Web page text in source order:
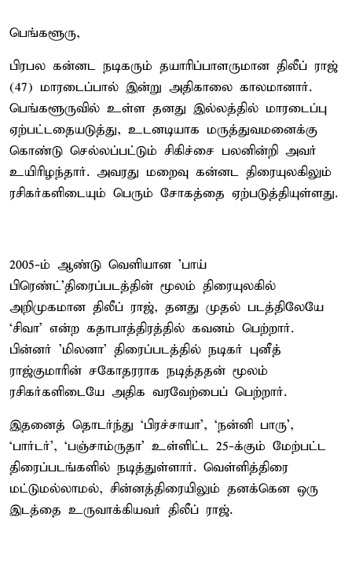
பெங்களூரு,
பிரபல கன்னட நடிகரும் தயாரிப்பாளருமான திலீப் ராஜ்
(47) மாரடைப்பால் இன்று அதிகாலை காலமானார்.
பெங்களூருவில் உள்ள தனது இல்லத்தில் மாரடைப்பு
ஏற்பட்டதையடுத்து, உடனடியாக மருத்துவமனைக்கு
கொண்டு செல்லப்பட்டும் சிகிச்சை பலனின்றி அவர்
உயிரிழந்தார். அவரது மறைவு கன்னட திரையுலகிலும்
ரசிகர்களிடையும் பெரும் சோகத்தை ஏற்படுத்தியுள்ளது.
2005-ம் ஆண்டு வெளியான ’பாய்
பிரெண்ட்’திரைப்படத்தின் மூலம் திரையுலகில்
அறிமுகமான திலீப் ராஜ், தனது முதல் படத்திலேயே
‘சிவா’ என்ற கதாபாத்திரத்தில் கவனம் பெற்றார்.
பின்னர் ’மிலனா’ திரைப்படத்தில் நடிகர் புனீத்
ராஜ்குமாரின் சகோதரராக நடித்ததன் மூலம்
ரசிகர்களிடையே அதிக வரவேற்பைப் பெற்றார்.
இதனைத் தொடர்ந்து ‘பிரச்சாயா’, ‘நன்னி பாரு’,
‘பார்டர்’, ‘பஞ்சாம்ருதா’ உள்ளிட்ட 25-க்கும் மேற்பட்ட
திரைப்படங்களில் நடித்துள்ளார். வெள்ளித்திரை
மட்டுமல்லாமல், சின்னத்திரையிலும் தனக்கென ஒரு
இடத்தை உருவாக்கியவர் திலீப் ராஜ்.